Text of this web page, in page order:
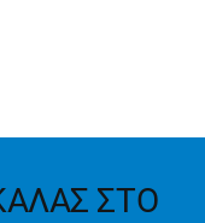
ΣΤΟ